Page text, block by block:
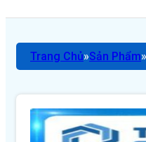
Trang Chủ Sản Phẩm